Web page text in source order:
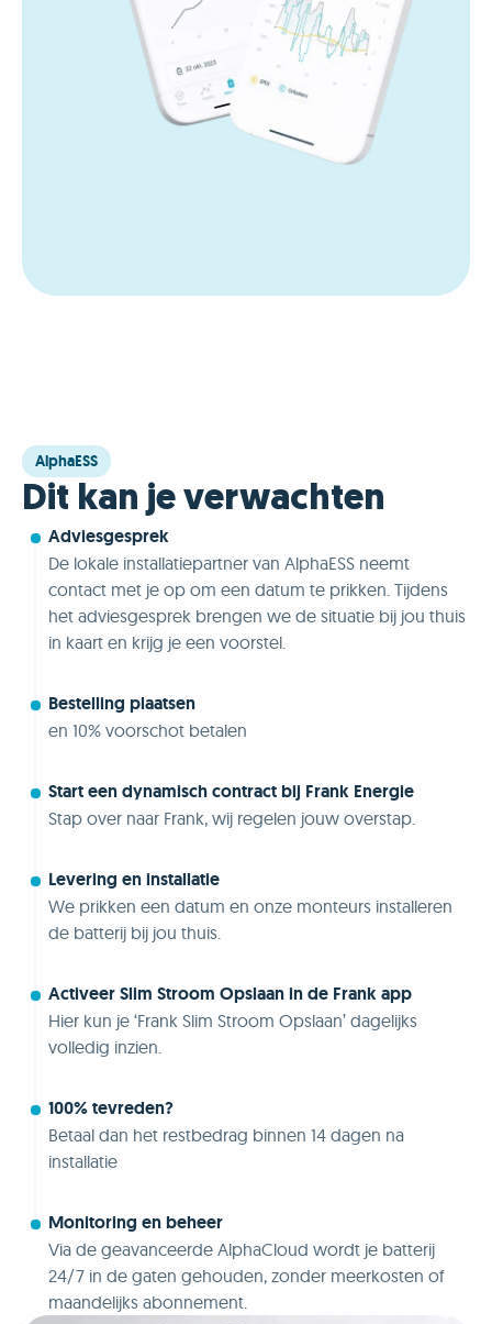
AlphaESS
Dit kan je verwachten
Adviesgesprek
De lokale installatiepartner van AlphaESS neemt
contact met je op om een datum te prikken. Tijdens
het adviesgesprek brengen we de situatie bij jou thuis
in kaart en krijg je een voorstel.
Bestelling plaatsen
en 10% voorschot betalen
Start een dynamisch contract bij Frank Energie
Stap over naar Frank, wij regelen jouw overstap.
Levering en installatie
We prikken een datum en onze monteurs installeren
de batterij bij jou thuis.
Activeer Slim Stroom Opslaan in de Frank app
Hier kun je ‘Frank Slim Stroom Opslaan’ dagelijks
volledig inzien.
100% tevreden?
Betaal dan het restbedrag binnen 14 dagen na
installatie
Monitoring en beheer
Via de geavanceerde AlphaCloud wordt je batterij
24/7 in de gaten gehouden, zonder meerkosten of
maandelijks abonnement.